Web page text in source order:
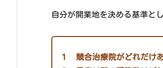
自分が開業地を決める基準と
１ 競合治療院がどれだけ